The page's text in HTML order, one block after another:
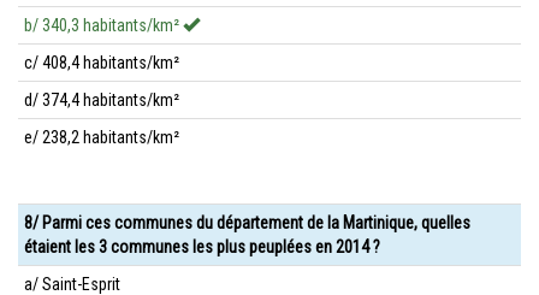
b/ 340,3 habitants/km²
c/ 408,4 habitants/km²
d/ 374,4 habitants/km²
e/ 238,2 habitants/km²
8/ Parmi ces communes du département de la Martinique, quelles
étaient les 3 communes les plus peuplées en 2014 ?
a/ Saint-Esprit